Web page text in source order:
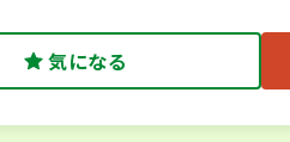
気になる